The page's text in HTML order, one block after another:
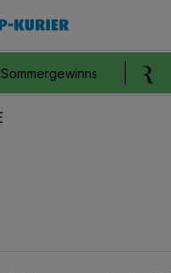
Sommergewinnspiel